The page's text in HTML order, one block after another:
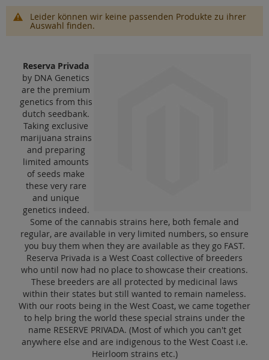
Vapor Shop
Promos
Sale
Blog
Leider können wir keine passenden Produkte zu ihrer
Auswahl finden.
Reserva Privada
by DNA Genetics
are the premium
genetics from this
dutch seedbank.
Taking exclusive
marijuana strains
and preparing
limited amounts
of seeds make
these very rare
and unique
genetics indeed.
Some of the cannabis strains here, both female and
regular, are available in very limited numbers, so ensure
you buy them when they are available as they go FAST.
Reserva Privada is a West Coast collective of breeders
who until now had no place to showcase their creations.
These breeders are all protected by medicinal laws
within their states but still wanted to remain nameless.
With our roots being in the West Coast, we came together
to help bring the world these special strains under the
name RESERVE PRIVADA. (Most of which you can't get
anywhere else and are indigenous to the West Coast i.e.
Heirloom strains etc.)